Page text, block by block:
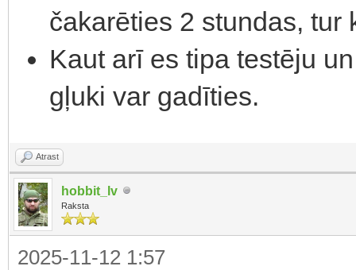
čakarēties 2 stundas,
Kaut arī es tipa testēju
gļuki var gadīties.
Atrast
hobbit_lv
Raksta
2025-11-12 1:57